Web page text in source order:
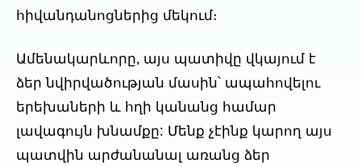
հիվանդանոցներից մեկում։
Ամենակարևորը, այս պատիվը վկայում է
ձեր նվիրվածության մասին՝ ապահովելու
երեխաների և հղի կանանց համար
լավագույն խնամքը: Մենք չէինք կարող այս
պատվին արժանանալ առանց ձեր